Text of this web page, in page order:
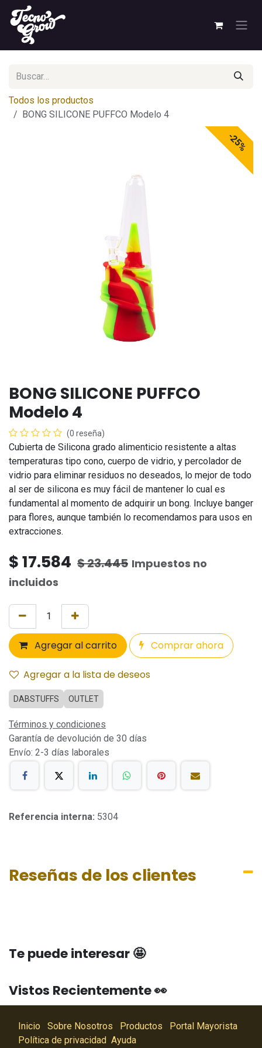
Ir al contenido
Todos los productos
BONG SILICONE PUFFCO Modelo 4
-25%
BONG SILICONE PUFFCO
Modelo 4
(0 reseña)
Cubierta de Silicona grado alimenticio resistente a altas
temperaturas tipo cono, cuerpo de vidrio, y percolador de
vidrio para eliminar residuos no deseados, lo mejor de todo
al ser de silicona es muy fácil de mantener lo cual es
fundamental al momento de adquirir un bong. Incluye banger
para flores, aunque también lo recomendamos para usos en
extracciones.
$17.584 $23.445 Impuestos no
incluidos
Agregar al carrito Comprar ahora
Agregar a la lista de deseos
DABSTUFFS OUTLET
Términos y condiciones
Garantía de devolución de 30 días
Envío: 2-3 días laborales
Referencia interna: 5304
Reseñas de los clientes
Te puede interesar 🤩
Vistos Recientemente 👀
Inicio Sobre Nosotros Productos
Portal Mayorista
Política de privacidad Ayuda